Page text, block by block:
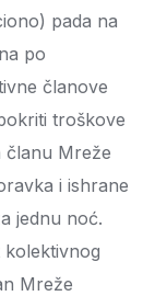
pada na
po
članove
troškove
članu Mreže
i ishrane
jednu noć.
Mreže